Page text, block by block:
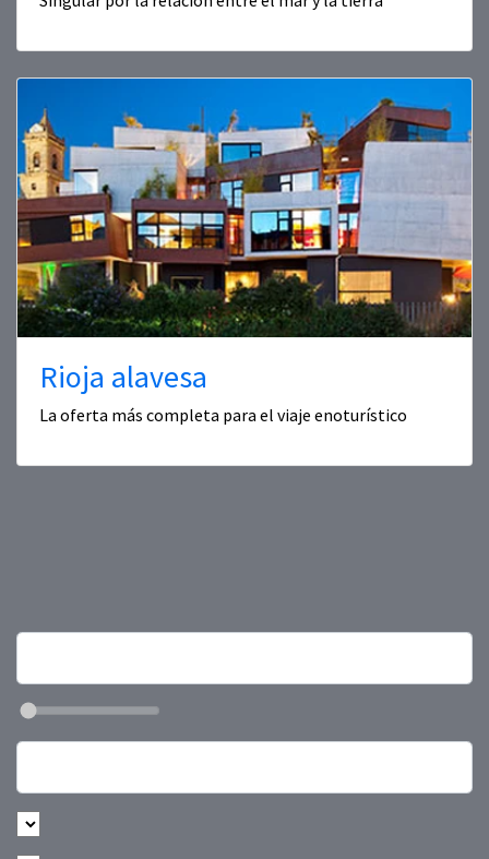
Rioja alavesa
La oferta más completa para el viaje enoturístico